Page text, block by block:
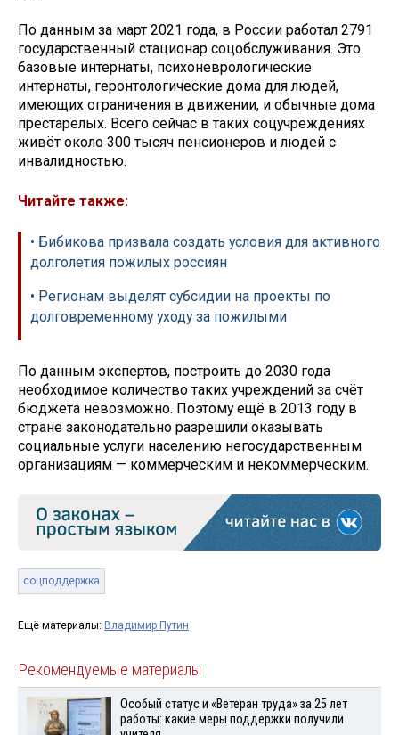
По данным за март 2021 года, в России работал 2791
государственный стационар соцобслуживания. Это
базовые интернаты, психоневрологические
интернаты, геронтологические дома для людей,
имеющих ограничения в движении, и обычные дома
престарелых. Всего сейчас в таких соцучреждениях
живёт около 300 тысяч пенсионеров и людей с
инвалидностью.
Читайте также:
• Бибикова призвала создать условия для активного
долголетия пожилых россиян
• Регионам выделят субсидии на проекты по
долговременному уходу за пожилыми
По данным экспертов, построить до 2030 года
необходимое количество таких учреждений за счёт
бюджета невозможно. Поэтому ещё в 2013 году в
стране законодательно разрешили оказывать
социальные услуги населению негосударственным
организациям — коммерческим и некоммерческим.
соцподдержка
Ещё материалы: Владимир Путин
Рекомендуемые материалы
Особый статус и «Ветеран труда» за 25 лет
работы: какие меры поддержки получили